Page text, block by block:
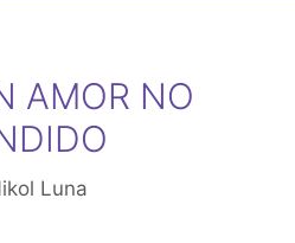
AMOR NO
Luna